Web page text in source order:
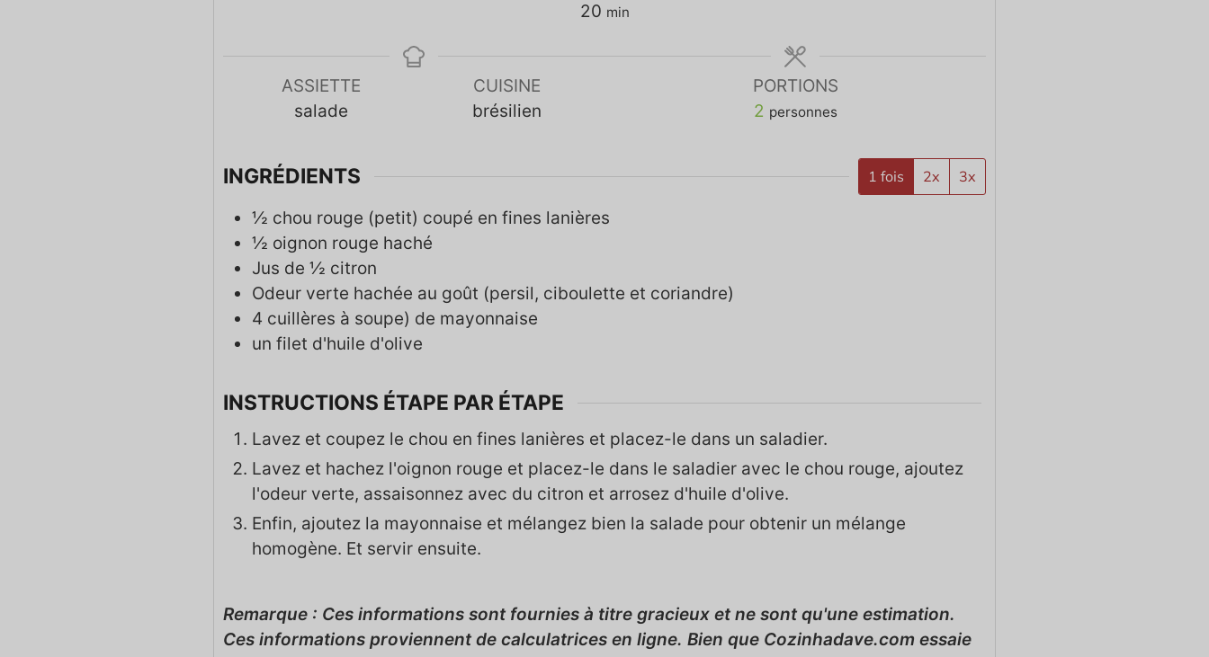
20 min
ASSIETTE
salade
CUISINE
brésilien
PORTIONS
2 personnes
INGRÉDIENTS 1 fois 2x 3x
½ chou rouge (petit) coupé en fines lanières
½ oignon rouge haché
Jus de ½ citron
Odeur verte hachée au goût (persil, ciboulette et coriandre)
4 cuillères à soupe) de mayonnaise
un filet d'huile d'olive
INSTRUCTIONS ÉTAPE PAR ÉTAPE
Lavez et coupez le chou en fines lanières et placez-le dans un saladier.
Lavez et hachez l'oignon rouge et placez-le dans le saladier avec le chou rouge, ajoutez
l'odeur verte, assaisonnez avec du citron et arrosez d'huile d'olive.
Enfin, ajoutez la mayonnaise et mélangez bien la salade pour obtenir un mélange
homogène. Et servir ensuite.
Remarque : Ces informations sont fournies à titre gracieux et ne sont qu'une estimation.
Ces informations proviennent de calculatrices en ligne. Bien que Cozinhadave.com essaie